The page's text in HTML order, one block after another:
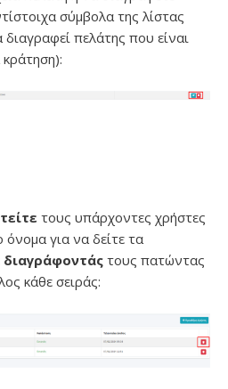
σύμβολα της λίστας
πελάτης που είναι
τους υπάρχοντες χρήστες
για να δείτε τα
διαγράφοντάς τους πατώντας
κάθε σειράς: